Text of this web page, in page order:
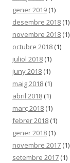
gener 2019 (1)
desembre 2018 (1)
novembre 2018 (1)
octubre 2018 (1)
juliol 2018 (1)
juny 2018 (1)
maig 2018 (1)
abril 2018 (1)
març 2018 (1)
febrer 2018 (1)
gener 2018 (1)
novembre 2017 (1)
setembre 2017 (1)